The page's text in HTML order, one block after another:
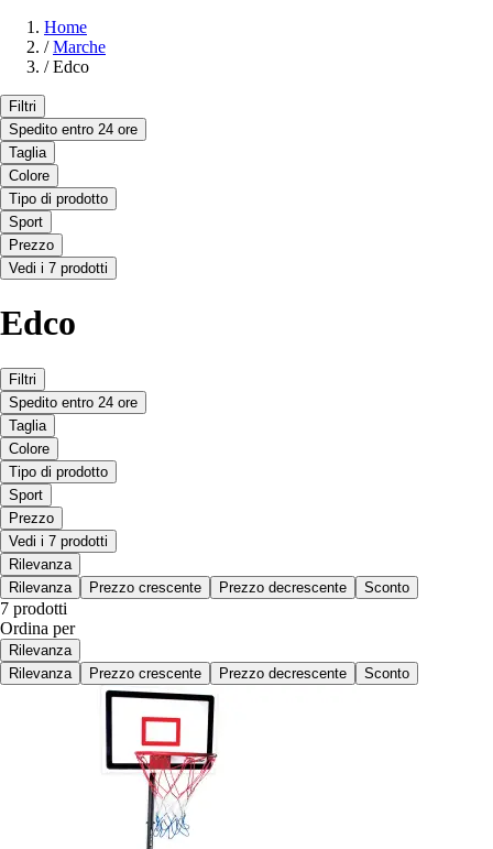
Home
/ Marche
/ Edco
Filtri
Spedito entro 24 ore
Taglia
Colore
Tipo di prodotto
Sport
Prezzo
Vedi i 7 prodotti
Edco
Filtri
Spedito entro 24 ore
Taglia
Colore
Tipo di prodotto
Sport
Prezzo
Vedi i 7 prodotti
Rilevanza
Rilevanza
Prezzo crescente Prezzo decrescente Sconto
7 prodotti
Ordina per
Rilevanza
Rilevanza
Prezzo crescente Prezzo decrescente Sconto